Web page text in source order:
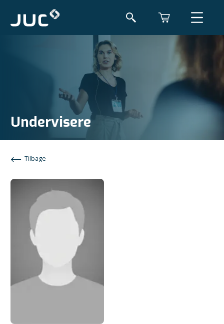
Undervisere
Tilbage